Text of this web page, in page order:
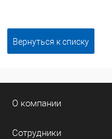
Вернуться к списку
О компании
Сотрудники